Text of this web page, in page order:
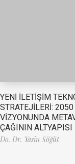
YENİ İLETİŞİM
STRATEJİLERİ: 2050
VİZYONUNDA
ÇAĞININ ALTYAPISI
Do. Dr. Yasin Söğüt